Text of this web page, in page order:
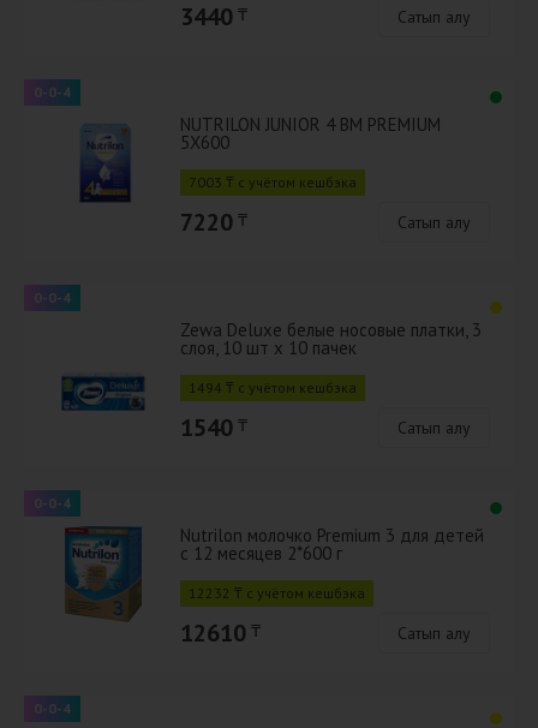
3440 ₸ Сатып алу
0-0-4
NUTRILON JUNIOR 4 BM PREMIUM
5X600​
7003 ₸ с учётом кешбэка
7220 ₸ Сатып алу
0-0-4
Zewa Deluxe белые носовые платки, 3
слоя, 10 шт х 10 пачек
1494 ₸ с учётом кешбэка
1540 ₸ Сатып алу
0-0-4
Nutrilon молочко Premium 3 для детей
с 12 месяцев 2*600 г
12232 ₸ с учётом кешбэка
12610 ₸ Сатып алу
0-0-4